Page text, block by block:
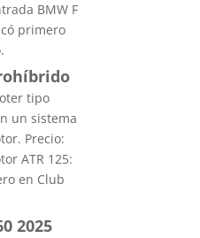
BMW F
primero
tipo
un sistema
Precio:
ATR 125:
en Club
2025